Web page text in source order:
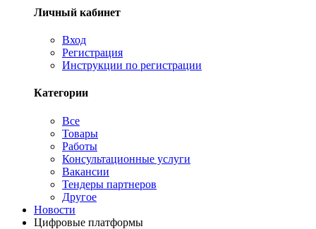
Личный кабинет
Вход
Регистрация
Инструкции по регистрации
Категории
Все
Товары
Работы
Консультационные услуги
Вакансии
Тендеры партнеров
Другое
Новости
Цифровые платформы